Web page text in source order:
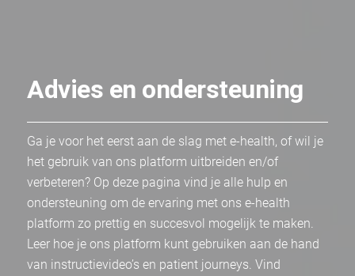
Advies en ondersteuning
Ga je voor het eerst aan de slag met e-health, of wil je
het gebruik van ons platform uitbreiden en/of
verbeteren? Op deze pagina vind je alle hulp en
ondersteuning om de ervaring met ons e-health
platform zo prettig en succesvol mogelijk te maken.
Leer hoe je ons platform kunt gebruiken aan de hand
van instructievideo’s en patient journeys. Vind